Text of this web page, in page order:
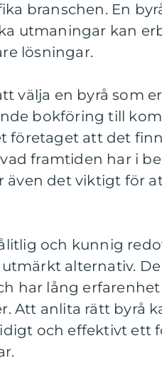
branschen. En
utmaningar kan
lösningar.
välja en byrå som
bokföring till
företaget att det
framtiden har i
även det viktigt för
och kunnig
alternativ.
har lång
Att anlita rätt byrå
och effektivt ett